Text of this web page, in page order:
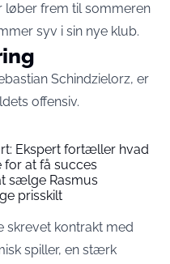
løber frem til sommeren
syv i sin nye klub.
Schindzielorz, er
offensiv.
Ekspert fortæller hvad
for at få succes
sælge Rasmus
prisskilt
skrevet kontrakt med
spiller, en stærk